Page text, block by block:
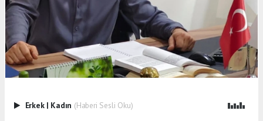
Erkek | Kadın (Haberi Sesli Oku)